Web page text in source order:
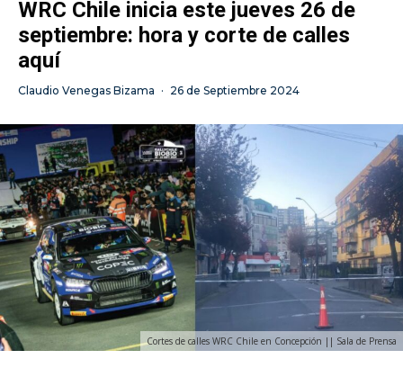
WRC Chile inicia este jueves 26 de
septiembre: hora y corte de calles
aquí
Claudio Venegas Bizama · 26 de Septiembre 2024
Cortes de calles WRC Chile en Concepción || Sala de Prensa